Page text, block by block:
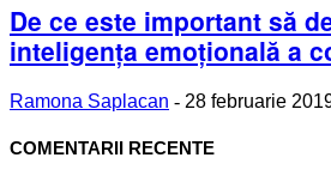
De ce este important să
inteligența emoțională a
Ramona Saplacan - 28 februarie
COMENTARII RECENTE